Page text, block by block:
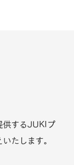
供するJUKIプ
たします。